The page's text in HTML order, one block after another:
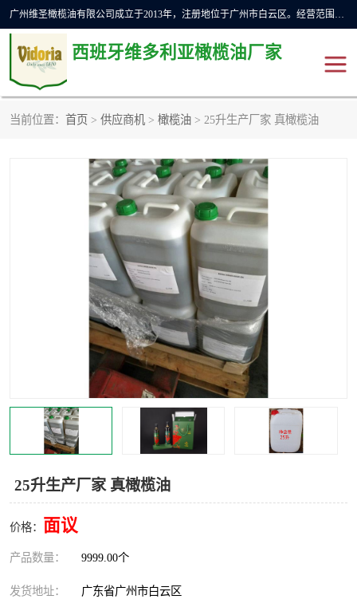
广州维圣橄榄油有限公司成立于2013年，注册地位于广州市白云区。经营范围包括饲料原料销售;畜牧渔业饲料销售;化妆品批发;贸易经纪;食品进出口等，主要产品有：橄榄果渣油，橄榄油，纯橄榄油等。
西班牙维多利亚橄榄油厂家
当前位置： 首页 > 供应商机 > 橄榄油 > 25升生产厂家 真橄榄油
25升生产厂家 真橄榄油
价格： 面议
产品数量： 9999.00个
发货地址： 广东省广州市白云区
费利佩橄榄油 特级初榨橄榄油
橄榄果渣油 精炼橄榄油